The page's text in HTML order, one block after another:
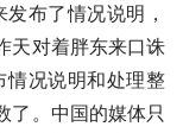
布了情况说明，
天对着胖东来口诛
况说明和处理整
了。中国的媒体只